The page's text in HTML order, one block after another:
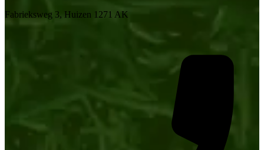
Fabrieksweg 3, Huizen 1271 AK